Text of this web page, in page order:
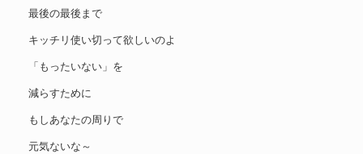
最後の最後まで
キッチリ使い切って欲しいのよ
「もったいない」を
減らすために
もしあなたの周りで
元気ないな～